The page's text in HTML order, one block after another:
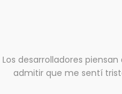
Los desarrolladores
admitir que me sentí